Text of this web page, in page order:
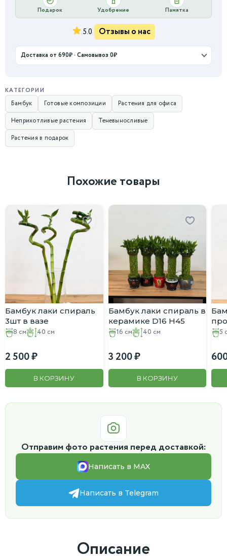
Подарок Удобрение Памятка
5.0 Отзывы о нас
Доставка от 690₽ · Самовывоз 0₽
КАТЕГОРИИ
Бамбук Готовые композиции
Растения для офиса
Неприхотливые растения
Теневыносливые
Растения в подарок
Похожие товары
Бамбук лаки спираль
3шт в вазе
8 см
40 см
2 500
В КОРЗИНУ
Бамбук лаки спираль в
керамике D16 H45
16 см
40 см
3 200
В КОРЗИНУ
5
Отправим фото растения перед доставкой:
Написать в MAX
Написать в Telegram
Описание